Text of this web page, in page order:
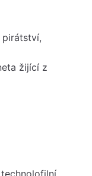
žijící z